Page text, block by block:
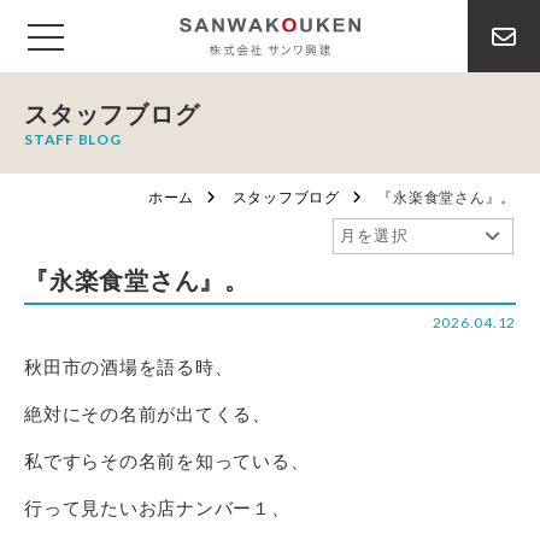
スタッフブログ
STAFF BLOG
ホーム スタッフブログ 『永楽食堂さん』。
『永楽食堂さん』。
2026.04.12
秋田市の酒場を語る時、
絶対にその名前が出てくる、
私ですらその名前を知っている、
行って見たいお店ナンバー１、